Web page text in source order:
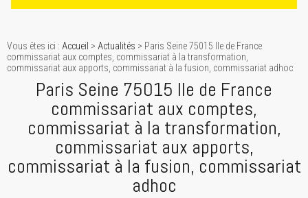
Vous êtes ici : Accueil > Actualités > Paris Seine 75015 Ile de France
commissariat aux comptes, commissariat à la transformation,
commissariat aux apports, commissariat à la fusion, commissariat adhoc
Paris Seine 75015 Ile de France
commissariat aux comptes,
commissariat à la transformation,
commissariat aux apports,
commissariat à la fusion, commissariat
adhoc